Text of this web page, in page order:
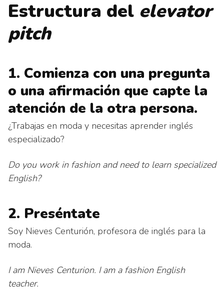
Estructura del elevator
pitch
1. Comienza con una pregunta
o una afirmación que capte la
atención de la otra persona.
¿Trabajas en moda y necesitas aprender inglés
especializado?
Do you work in fashion and need to learn specialized
English?
2. Preséntate
Soy Nieves Centurión, profesora de inglés para la
moda.
I am Nieves Centurion. I am a fashion English
teacher.